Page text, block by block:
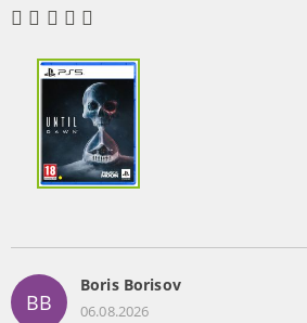
BB
Boris Borisov
06.08.2026